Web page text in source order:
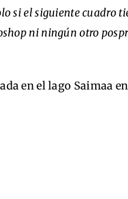
si el siguiente cuadro
ni ningún otro
en el lago Saimaa